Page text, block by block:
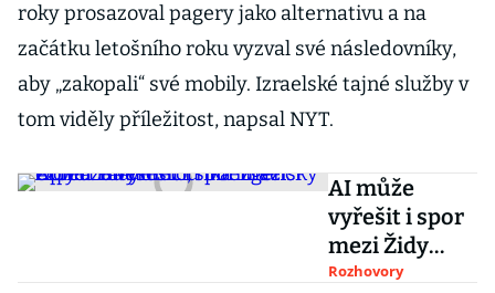
roky prosazoval pagery jako alternativu a na
začátku letošního roku vyzval své následovníky,
aby „zakopali“ své mobily. Izraelské tajné služby v
tom viděly příležitost, napsal NYT.
AI může
vyřešit i spor
mezi Židy
a Palestinci,
Rozhovory